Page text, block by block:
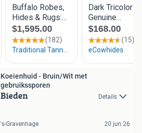
Koeienhuid - Bruin/Wit met
gebruikssporen
Bieden Details
's-Gravenhage 20 jun 26